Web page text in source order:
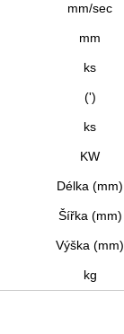
mm/sec
mm
ks
(')
ks
KW
Délka (mm)
Šířka (mm)
Výška (mm)
kg